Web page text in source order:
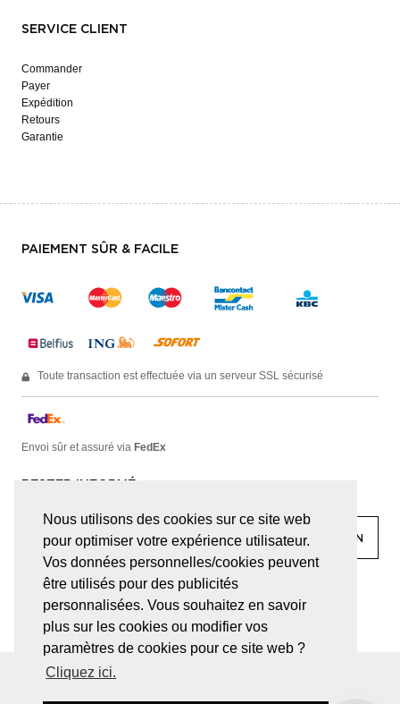
Nous utilisons des cookies sur ce site web
pour optimiser votre expérience utilisateur.
Vos données personnelles/cookies peuvent
être utilisés pour des publicités
personnalisées. Vous souhaitez en savoir
plus sur les cookies ou modifier vos
paramètres de cookies pour ce site web ?
Cliquez ici.
SERVICE CLIENT
Commander
Payer
Expédition
Retours
Garantie
PAIEMENT SÛR & FACILE
Toute transaction est effectuée via un serveur SSL sécurisé
Envoi sûr et assuré via FedEx
facebook linkedin